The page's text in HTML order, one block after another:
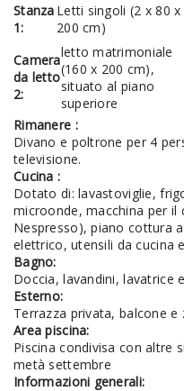
Stanza
1:
Letti singoli (2 x 80 x
200 cm)
Camera
da letto
2:
letto matrimoniale
(160 x 200 cm),
situato al piano
superiore
Rimanere :
Divano e poltrone per 4
televisione.
Cucina :
Dotato di: lavastoviglie,
microonde, macchina per
Nespresso), piano cottura
elettrico, utensili da cucina
Bagno:
Doccia, lavandini, lavatrice
Esterno:
Terrazza privata, balcone
Area piscina:
Piscina condivisa con altre
metà settembre
Informazioni generali: